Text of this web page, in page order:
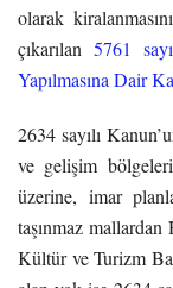
olarak
çıkarılan 5761
Yapılmasına Dair
2634 sayılı
ve gelişim
üzerine, imar
taşınmaz
Kültür ve Turizm